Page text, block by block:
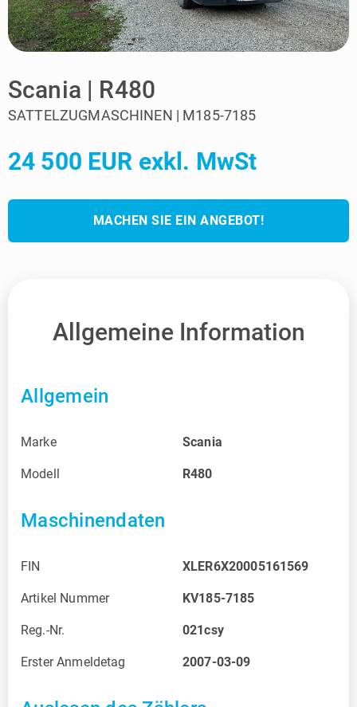
Scania | R480
SATTELZUGMASCHINEN | M185-7185
24 500 EUR exkl. MwSt
MACHEN SIE EIN ANGEBOT!
Allgemeine Information
Allgemein
Marke Scania
Modell R480
Maschinendaten
FIN XLER6X20005161569
Artikel Nummer KV185-7185
Reg.-Nr. 021csy
Erster Anmeldetag 2007-03-09